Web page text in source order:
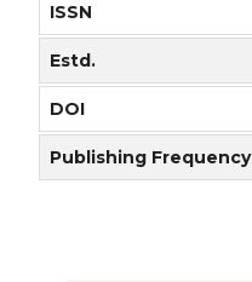
ISSN
Estd.
DOI
Publishing Frequency